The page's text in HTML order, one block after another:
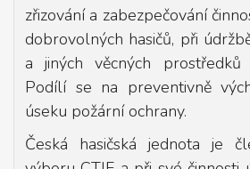
zřizování a zabezpečování
dobrovolných hasičů, při
a jiných věcných prostředků
Podílí se na preventivně
úseku požární ochrany.
Česká hasičská jednota je